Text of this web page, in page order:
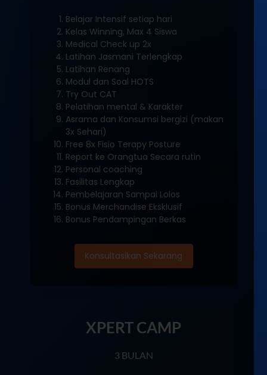
Belajar Intensif setiap hari
Kelas Winning, Max 4 Siswa
Medical Check up 2x
Latihan Jasmani Terlengkap
Latihan Renang
Modul dan Soal HOTS
Try Out CAT
Pelatihan mental & Karakter
Asrama dan Konsumsi bergizi (makan
3x Sehari)
Free 8x Fisio Terapy Posture
Report ke Orangtua Secara rutin
Personal coaching
Fasilitas Lengkap
Pembelajaran Sampai Lolos
Bonus Merchandise Eksklusif
Bonus Pendampingan Berkas
Konsultasikan Sekarang
XPERT CAMP
3 BULAN